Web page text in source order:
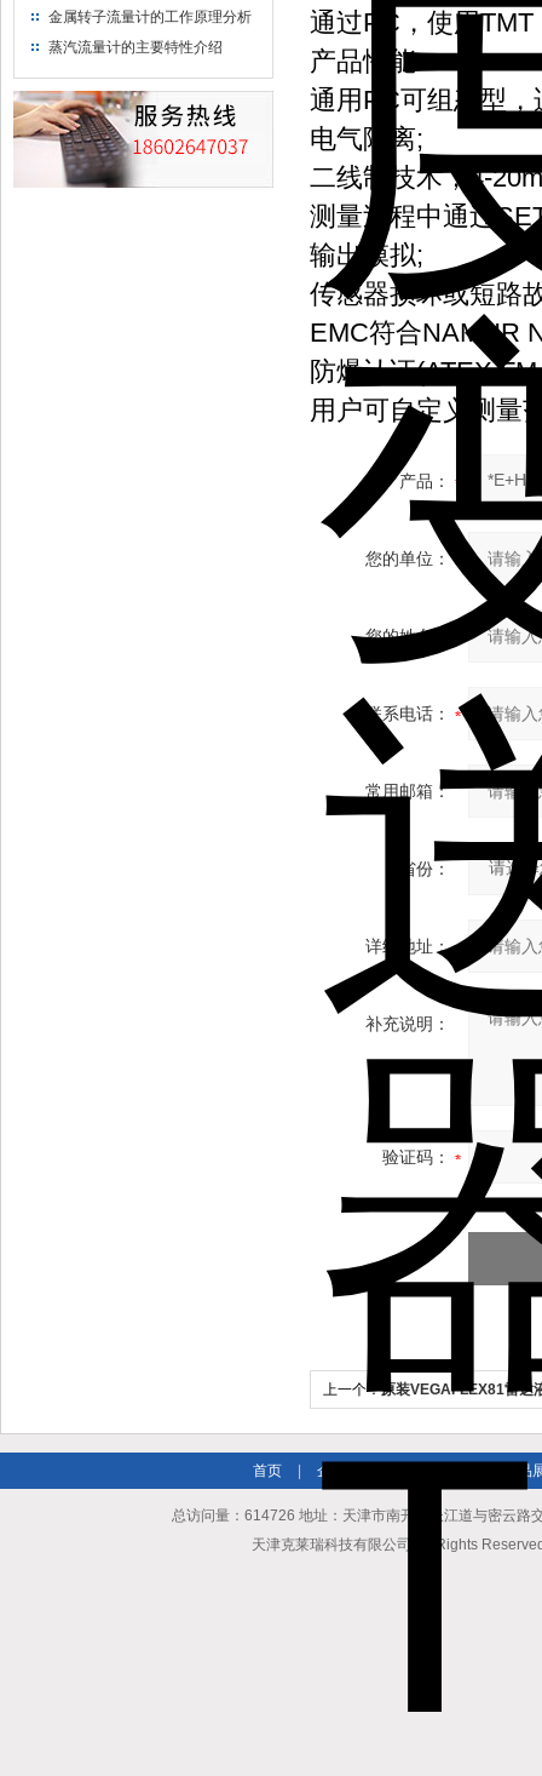
金属转子流量计的工作原理分析
蒸汽流量计的主要特性介绍
通过PC，使用
产品性能
通用PC可组态型
电气隔离;
二线制技术，4-
测量过程中通过
输出模拟;
传感器损坏或短路
EMC符合NAMUR
防爆认证
用户可自定义测量
产品：
您的单位：
您的姓名：
联系电话：
常用邮箱：
省份：
详细地址：
补充说明：
验证码：
上一个：原装VEGAFLEX81雷达
首页 企业简介 产品
总访问量：614726 地址：天津市南开区长江道与密云
天津克莱瑞科技有限公司 All Rights